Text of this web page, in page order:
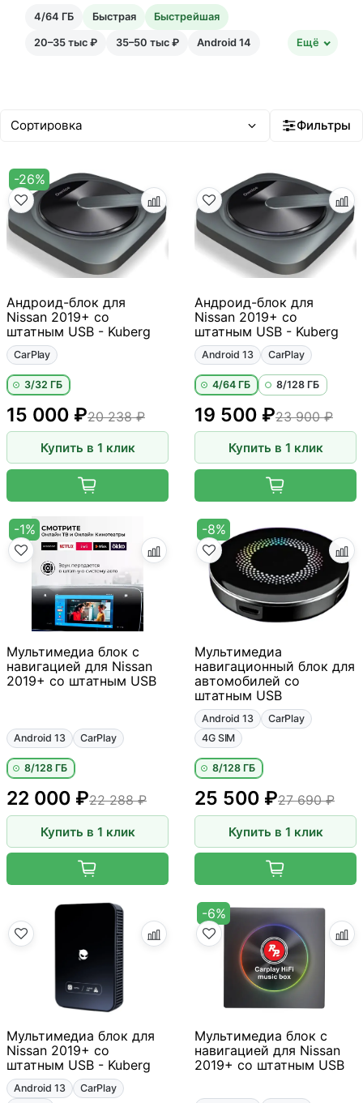
4/64 ГБ Быстрая Быстрейшая
20–35 тыс ₽ 35–50 тыс ₽ Android 14 Ещё
Фильтры
-26%
Андроид-блок для
Nissan 2019+ со
штатным USB - Kuberg
CarPlay
3/32 ГБ
20 238 ₽
15 000 ₽
Купить в 1 клик
Андроид-блок для
Nissan 2019+ со
штатным USB - Kuberg
Android 13 CarPlay
4/64 ГБ 8/128 ГБ
19 500 ₽23 900 ₽
Купить в 1 клик
-1%
Мультимедиа блок с
навигацией для Nissan
2019+ со штатным USB
Android 13 CarPlay
8/128 ГБ
22 288 ₽
22 000 ₽
Купить в 1 клик
-8%
Мультимедиа
навигационный блок для
автомобилей со
штатным USB
Android 13
CarPlay
4G SIM
8/128 ГБ
27 690 ₽
25 500 ₽
Купить в 1 клик
Мультимедиа блок для
Nissan 2019+ со
штатным USB - Kuberg
Android 13
CarPlay
-6%
Мультимедиа блок с
навигацией для Nissan
2019+ со штатным USB